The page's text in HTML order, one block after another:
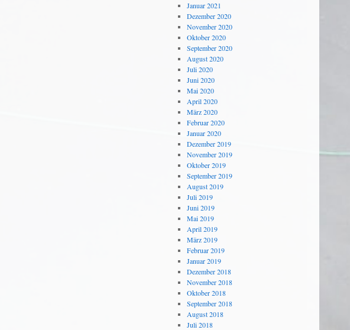
Januar 2021
Dezember 2020
November 2020
Oktober 2020
September 2020
August 2020
Juli 2020
Juni 2020
Mai 2020
April 2020
März 2020
Februar 2020
Januar 2020
Dezember 2019
November 2019
Oktober 2019
September 2019
August 2019
Juli 2019
Juni 2019
Mai 2019
April 2019
März 2019
Februar 2019
Januar 2019
Dezember 2018
November 2018
Oktober 2018
September 2018
August 2018
Juli 2018